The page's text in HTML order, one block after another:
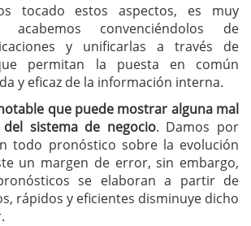
tocado estos aspectos, es muy
convenciéndolos de
y unificarlas a través de
permitan la puesta en común
y eficaz de la información interna.
que puede mostrar alguna mal
sistema de negocio. Damos por
todo pronóstico sobre la evolución
un margen de error, sin embargo,
se elaboran a partir de
rápidos y eficientes disminuye dicho